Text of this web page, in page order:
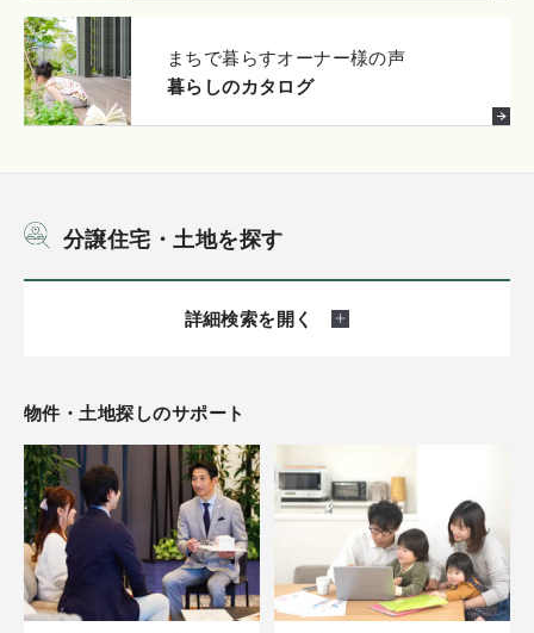
まちで暮らすオーナー様の声
暮らしのカタログ
分譲住宅・土地を探す
詳細検索を開く
北海道・東北 関東甲信越
東海・北陸 関西
中国・四国 九州
物件・土地探しのサポート